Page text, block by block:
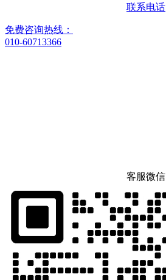
联系电话
免费咨询热线：
010-60713366
客服微信